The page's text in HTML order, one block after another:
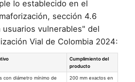
lo establecido en el
sección 4.6
usuarios vulnerables" del
Vial de Colombia 2024:
Cumplimiento del
producto
con diámetro mínimo de
200 mm exactos en